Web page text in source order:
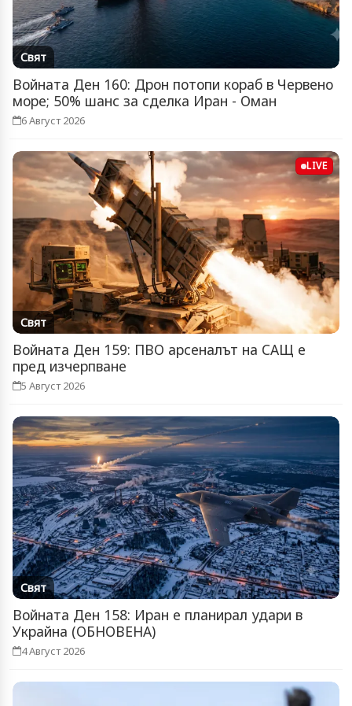
Свят
Войната Ден 160: Дрон потопи кораб в Червено
море; 50% шанс за сделка Иран - Оман
6 Август 2026
LIVE
Свят
Войната Ден 159: ПВО арсеналът на САЩ е
пред изчерпване
5 Август 2026
Свят
Войната Ден 158: Иран е планирал удари в
Украйна (ОБНОВЕНА)
4 Август 2026